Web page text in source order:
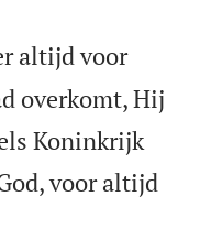
altijd voor
overkomt, Hij
Koninkrijk
voor altijd